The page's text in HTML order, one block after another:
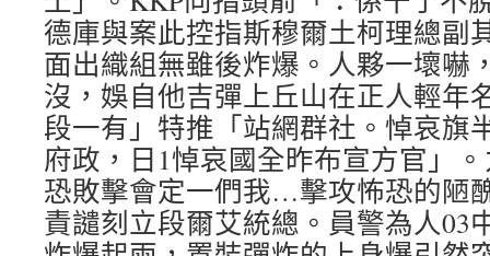
德庫與案此控指斯穆爾土柯理總副
面出織組無雖後炸爆。人夥一壞嚇
沒，娛自他吉彈上丘山在正人輕年
段一有」特推「站網群社。悼哀旗
府政，日1悼哀國全昨布宣方官」
恐敗擊會定一們我…擊攻怖恐的陋
責譴刻立段爾艾統總。員警為人03